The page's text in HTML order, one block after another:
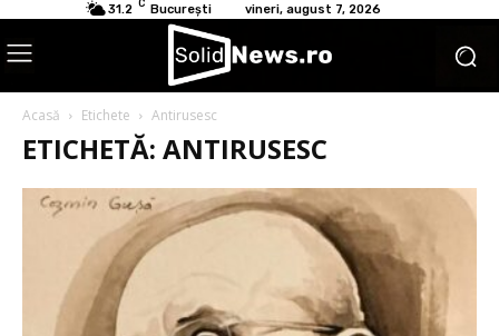
31.2 C București vineri, august 7, 2026
Acasă Etichete Antirusesc
ETICHETĂ: ANTIRUSESC